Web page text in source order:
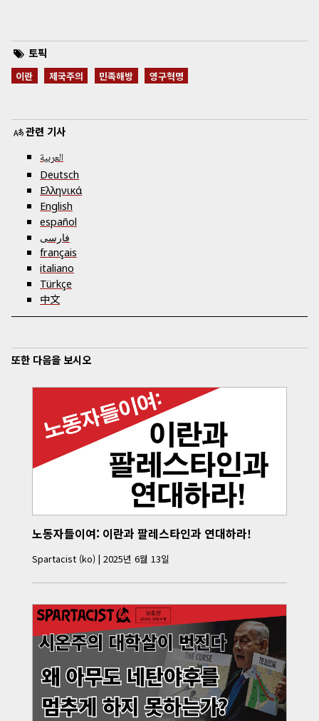
토픽
이란 제국주의 민족해방 영구혁명
관련 기사
العربية
Deutsch
Ελληνικά
English
español
فارسی
français
italiano
Türkçe
中文
또한 다음을 보시오
노동자들이여: 이란과 팔레스타인과 연대하라!
Spartacist (ko) | 2025년 6월 13일